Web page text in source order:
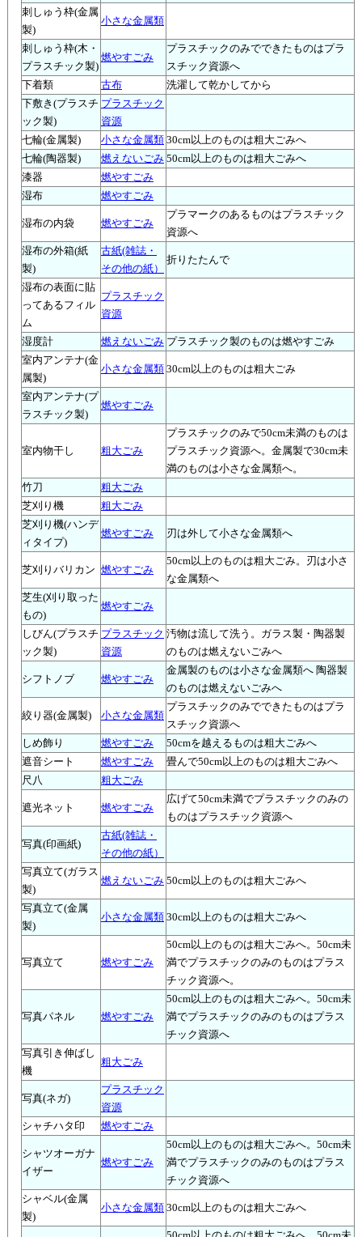
刺しゅう枠(金属
製)
小さな金属類
刺しゅう枠(木・
プラスチック製)
燃やすごみ
プラスチックのみでできたものはプラ
スチック資源へ
下着類
古布
洗濯して乾かしてから
下敷き(プラスチ
ック製)
プラスチック
資源
七輪(金属製)
小さな金属類 30cm以上のものは粗大ごみへ
七輪(陶器製)
燃えないごみ 50cm以上のものは粗大ごみへ
漆器
燃やすごみ
湿布
燃やすごみ
湿布の内袋 燃やすごみ
プラマークのあるものはプラスチック
資源へ
湿布の外箱(紙
製)
古紙(雑誌・
その他の紙）
折りたたんで
湿布の表面に貼
ってあるフィル
ム
プラスチック
資源
湿度計 燃えないごみ プラスチック製のものは燃やすごみ
室内アンテナ(金
属製)
小さな金属類 30cm以上のものは粗大ごみ
室内アンテナ(プ
ラスチック製)
燃やすごみ
室内物干し 粗大ごみ
プラスチックのみで50cm未満のものは
プラスチック資源へ。金属製で30cm未
満のものは小さな金属類へ。
竹刀
粗大ごみ
芝刈り機
粗大ごみ
芝刈り機(ハンデ
ィタイプ)
燃やすごみ 刃は外して小さな金属類へ
芝刈りバリカン 燃やすごみ
50cm以上のものは粗大ごみ。刃は小さ
な金属類へ
芝生(刈り取った
もの)
燃やすごみ
しびん(プラスチ
ック製)
プラスチック
資源
汚物は流して洗う。ガラス製・陶器製
のものは燃えないごみへ
シフトノブ 燃やすごみ
金属製のものは小さな金属類へ 陶器製
のものは燃えないごみへ
絞り器(金属製) 小さな金属類
プラスチックのみでできたものはプラ
スチック資源へ
しめ飾り
燃やすごみ
50cmを越えるものは粗大ごみへ
遮音シート
燃やすごみ
畳んで50cm以上のものは粗大ごみへ
尺八
粗大ごみ
遮光ネット 燃やすごみ
広げて50cm未満でプラスチックのみの
ものはプラスチック資源へ
写真(印画紙)
古紙(雑誌・
その他の紙）
写真立て(ガラス
製)
燃えないごみ 50cm以上のものは粗大ごみへ
写真立て(金属
製)
小さな金属類 30cm以上のものは粗大ごみへ
写真立て 燃やすごみ
50cm以上のものは粗大ごみへ。50cm未
満でプラスチックのみのものはプラス
チック資源へ。
写真パネル 燃やすごみ
50cm以上のものは粗大ごみへ。50cm未
満でプラスチックのみのものはプラス
チック資源へ
写真引き伸ばし
機
粗大ごみ
写真(ネガ)
プラスチック
資源
シャチハタ印
燃やすごみ
シャツオーガナ
イザー
燃やすごみ
50cm以上のものは粗大ごみへ。50cm未
満でプラスチックのみのものはプラス
チック資源へ
シャベル(金属
製)
小さな金属類 30cm以上のものは粗大ごみへ